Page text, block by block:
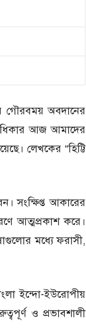
গৌরবময় অবদানের
আজ আমাদের
লেখকের “হিট্টি
সংক্ষিপ্ত আকারের
আত্মপ্রকাশ করে।
মধ্যে ফরাসী,
ইন্দো-ইউরোপীয়
ও প্রভাবশালী